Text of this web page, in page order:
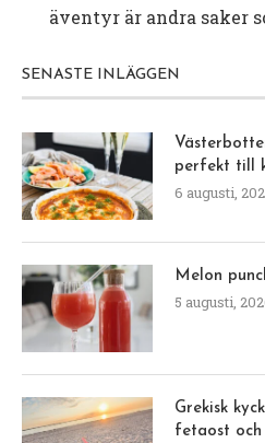
äventyr är andra saker
SENASTE INLÄGGEN
perfekt till
6 augusti,
Melon
5 augusti,
Grekisk
fetaost